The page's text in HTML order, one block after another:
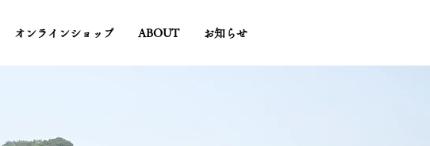
オンラインショップ ABOUT お知らせ